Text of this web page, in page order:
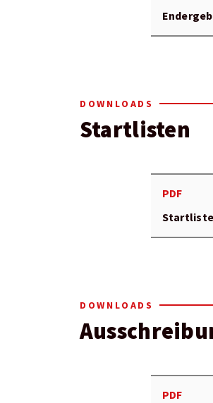
DOWNLOADS
Startlisten
PDF
Startliste
DOWNLOADS
PDF